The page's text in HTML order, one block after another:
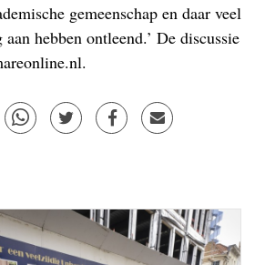
gemeenschap en daar veel
hebben ontleend.’ De discussie